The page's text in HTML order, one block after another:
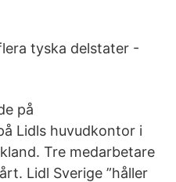
tyska delstater -
på
Lidls huvudkontor i
Tre medarbetare
Lidl Sverige ”håller